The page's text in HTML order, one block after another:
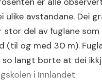
ulike avstandane. Dei
stor del av fuglane
(til og med 30 m).
langt borte at dei
i Innlandet